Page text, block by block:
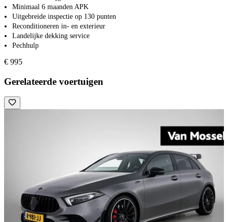
Minimaal 6 maanden APK
Uitgebreide inspectie op 130 punten
Reconditioneren in- en exterieur
Landelijke dekking service
Pechhulp
€ 995
Gerelateerde voertuigen